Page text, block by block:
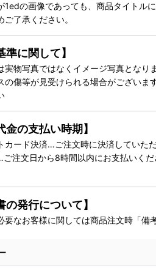
1edの画像であっても、商品タイトル
ご了承ください。
準に関して】
実物写真ではなくイメージ写真となり
の傷等が見受けられる場合がございま
金の支払い時期】
カード決済…ご注文時に決済していた
注文日から8時間以内にお支払いく
の発行について】
要なお客様に関しては商品注文時「備